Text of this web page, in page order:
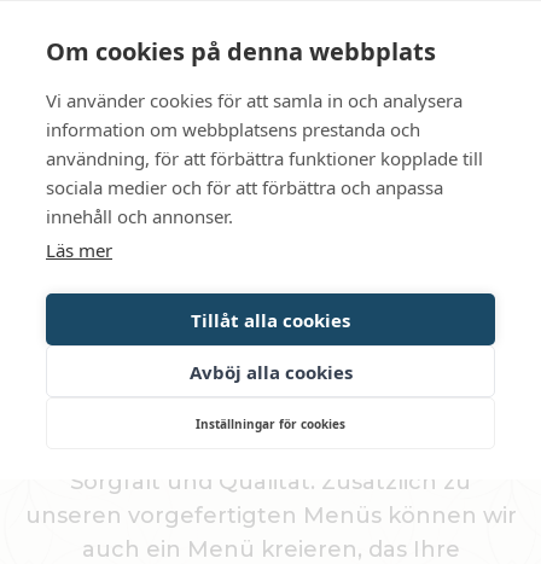
Om cookies på denna webbplats
Vi använder cookies för att samla in och analysera
information om webbplatsens prestanda och
användning, för att förbättra funktioner kopplade till
sociala medier och för att förbättra och anpassa
innehåll och annonser.
Läs mer
Tillåt alla cookies
Avböj alla cookies
Inställningar för cookies
BUCHEN SIE
Den Rahmen für eine Party
schaffen
CATERING-DIENSTE
Buchen Sie das Party-Catering von
Sorgfalt und Qualität. Zusätzlich zu
unseren vorgefertigten Menüs können wir
auch ein Menü kreieren, das Ihre